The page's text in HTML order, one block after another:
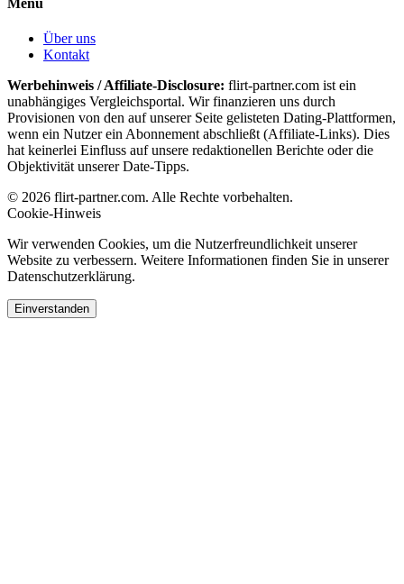
Menü
Über uns
Kontakt
Werbehinweis / Affiliate-Disclosure: flirt-partner.com ist ein
unabhängiges Vergleichsportal. Wir finanzieren uns durch
Provisionen von den auf unserer Seite gelisteten Dating-Plattformen,
wenn ein Nutzer ein Abonnement abschließt (Affiliate-Links). Dies
hat keinerlei Einfluss auf unsere redaktionellen Berichte oder die
Objektivität unserer Date-Tipps.
© 2026 flirt-partner.com. Alle Rechte vorbehalten.
Cookie-Hinweis
Wir verwenden Cookies, um die Nutzerfreundlichkeit unserer
Website zu verbessern. Weitere Informationen finden Sie in unserer
Datenschutzerklärung.
Einverstanden